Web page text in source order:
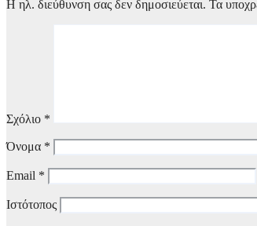
Η ηλ. διεύθυνση σας δεν δημοσιεύεται. Τα
Σχόλιο *
Όνομα *
Email *
Ιστότοπος